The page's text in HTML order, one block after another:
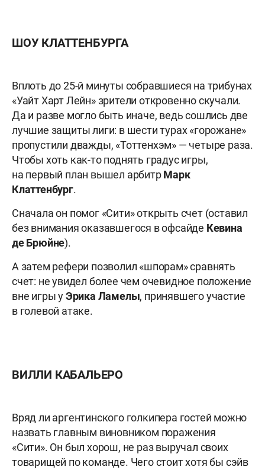
ШОУ КЛАТТЕНБУРГА
Вплоть до 25-й минуты собравшиеся на трибунах
«Уайт Харт Лейн» зрители откровенно скучали.
Да и разве могло быть иначе, ведь сошлись две
лучшие защиты лиги: в шести турах «горожане»
пропустили дважды, «Тоттенхэм» — четыре раза.
Чтобы хоть как-то поднять градус игры,
на первый план вышел арбитрМарк
Клаттенбург.
Сначала он помог «Сити» открыть счет (оставил
без внимания оказавшегося в офсайде Кевина
де Брюйне).
А затем рефери позволил «шпорам» сравнять
счет: не увидел более чем очевидное положение
вне игры уЭрика Ламелы, принявшего участие
в голевой атаке.
ВИЛЛИ КАБАЛЬЕРО
Вряд ли аргентинского голкипера гостей можно
назвать главным виновником поражения
«Сити». Он был хорош, не раз выручал своих
товарищей по команде. Чего стоит хотя бы сэйв